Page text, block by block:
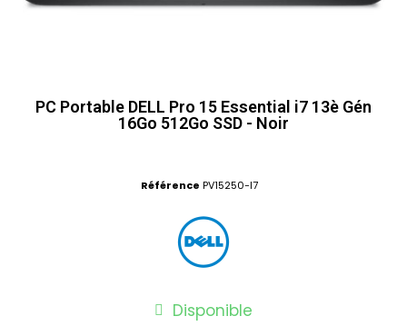
PC Portable DELL Pro 15 Essential i7 13è Gén
16Go 512Go SSD - Noir
Référence PV15250-I7
Disponible